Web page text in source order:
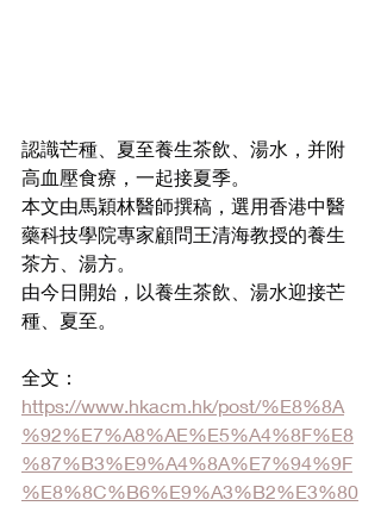
認識芒種、夏至養生茶飲、湯水，并附
高血壓食療，一起接夏季。
本文由馬穎林醫師撰稿，選用香港中醫
藥科技學院專家顧問王清海教授的養生
茶方、湯方。
由今日開始，以養生茶飲、湯水迎接芒
種、夏至。
全文：
https://www.hkacm.hk/post/%E8%8A
%92%E7%A8%AE%E5%A4%8F%E8
%87%B3%E9%A4%8A%E7%94%9F
%E8%8C%B6%E9%A3%B2%E3%80